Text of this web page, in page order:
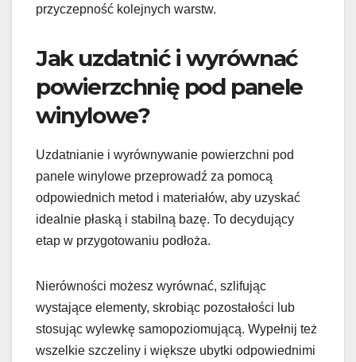
przyczepność kolejnych warstw.
Jak uzdatnić i wyrównać
powierzchnię pod panele
winylowe?
Uzdatnianie i wyrównywanie powierzchni pod
panele winylowe przeprowadź za pomocą
odpowiednich metod i materiałów, aby uzyskać
idealnie płaską i stabilną bazę. To decydujący
etap w przygotowaniu podłoża.
Nierówności możesz wyrównać, szlifując
wystające elementy, skrobiąc pozostałości lub
stosując wylewkę samopoziomującą. Wypełnij też
wszelkie szczeliny i większe ubytki odpowiednimi